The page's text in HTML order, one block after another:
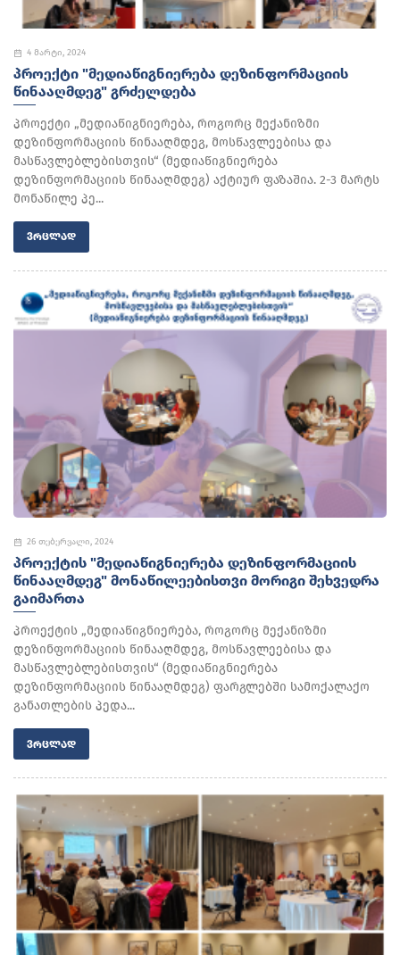
4 მარტი, 2024
ᲞᲠᲝᲔᲥᲢᲘ "ᲛᲔᲓᲘᲐᲬᲘᲒᲜᲘᲔᲠᲔᲑᲐ ᲓᲔᲖᲘᲜᲤᲝᲠᲛᲐᲪᲘᲘᲡ
ᲬᲘᲜᲐᲐᲦᲛᲓᲔᲒ" ᲒᲠᲫᲔᲚᲓᲔᲑᲐ
პროექტი „მედიაწიგნიერება, როგორც მექანიზმი
დეზინფორმაციის წინააღმდეგ, მოსწავლეებისა და
მასწავლებლებისთვის“ (მედიაწიგნიერება
დეზინფორმაციის წინააღმდეგ) აქტიურ ფაზაშია. 2-3 მარტს
მონაწილე პე...
ᲕᲠᲪᲚᲐᲓ
26 თებერვალი, 2024
ᲞᲠᲝᲔᲥᲢᲘᲡ "ᲛᲔᲓᲘᲐᲬᲘᲒᲜᲘᲔᲠᲔᲑᲐ ᲓᲔᲖᲘᲜᲤᲝᲠᲛᲐᲪᲘᲘᲡ
ᲬᲘᲜᲐᲐᲦᲛᲓᲔᲒ" ᲛᲝᲜᲐᲬᲘᲚᲔᲔᲑᲘᲡᲗᲕᲘ ᲛᲝᲠᲘᲒᲘ ᲨᲔᲮᲕᲔᲓᲠᲐ
ᲒᲐᲘᲛᲐᲠᲗᲐ
პროექტის „მედიაწიგნიერება, როგორც მექანიზმი
დეზინფორმაციის წინააღმდეგ, მოსწავლეებისა და
მასწავლებლებისთვის“ (მედიაწიგნიერება
დეზინფორმაციის წინააღმდეგ) ფარგლებში სამოქალაქო
განათლების პედა...
ᲕᲠᲪᲚᲐᲓ